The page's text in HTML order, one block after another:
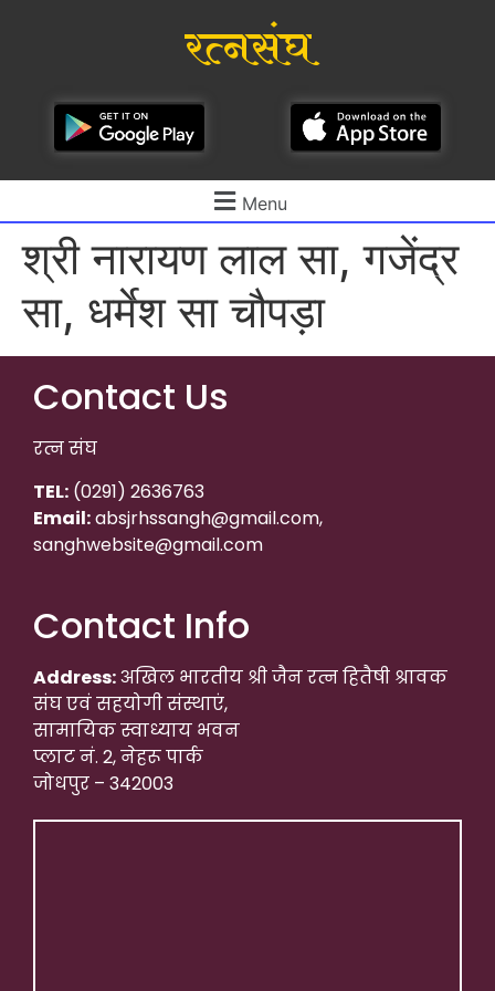
रत्नसंघ
Menu
श्री नारायण लाल सा, गजेंद्र
सा, धर्मेश सा चौपड़ा
Contact Us
रत्न संघ
TEL: (0291) 2636763
Email:absjrhssangh@gmail.com,
sanghwebsite@gmail.com
Contact Info
Address:अखिल भारतीय श्री जैन रत्न हितैषी श्रावक
संघ एवं सहयोगी संस्थाएं,
सामायिक स्वाध्याय भवन
प्लाट नं. 2, नेहरू पार्क
जोधपुर – 342003